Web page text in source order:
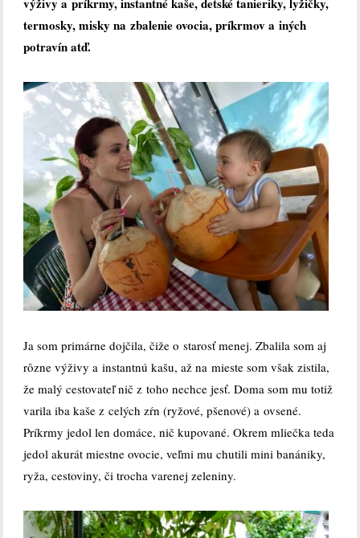
termosky, misky na zbalenie ovocia, príkrmov a iných
potravín atď.
Ja som primárne dojčila, čiže o starosť menej. Zbalila som aj
rôzne výživy a instantnú kašu, až na mieste som však zistila,
že malý cestovateľ nič z toho nechce jesť. Doma som mu totiž
varila iba kaše z celých zŕn (ryžové, pšenové) a ovsené.
Príkrmy jedol len domáce, nič kupované. Okrem mliečka teda
jedol akurát miestne ovocie, veľmi mu chutili mini banániky,
ryža, cestoviny, či trocha varenej zeleniny.